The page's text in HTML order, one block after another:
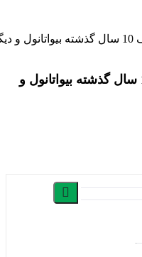
و مصرف 10 سال گذشته بیواتانول و